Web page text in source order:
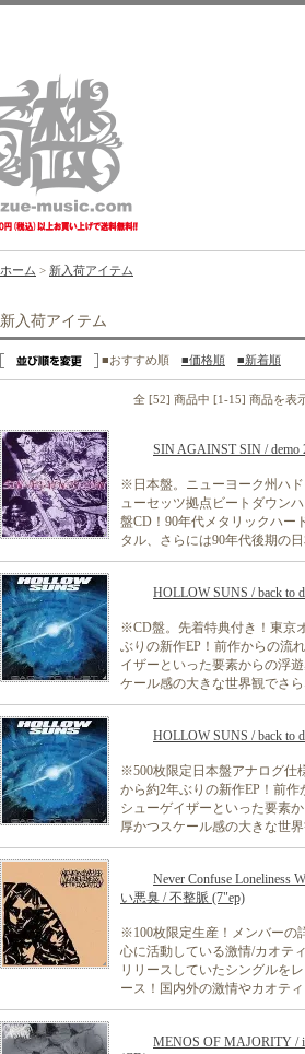
ホーム > 新入荷アイテム
新入荷アイテム
■おすすめ順 ■価格順 ■新着順
全 [52] 商品中 [1-15] 商品を表
SIN AGAINST SIN / demo
※日本盤。ニューヨーク州ハ
ューセッツ拠点ビートダウン
盤CD！90年代メタリックハー
タル、さらには90年代後期の
HOLLOW SUNS / back to
※CD盤。先着特典付き！東京
ぶりの新作EP！前作からの流
イザーといった要素からの浮
ケール感の大きな世界観でさ
HOLLOW SUNS / back to
※500枚限定日本盤アナログ仕
から約2年ぶりの新作EP！前
シューゲイザーといった要素
厚かつスケール感の大きな世
Never Confuse Loneliness
い悪臭 / 不整脈 (7"ep)
※100枚限定生産！メンバーの
心に活動している激情/カオテ
リリースしていたシングルを
ース！国内外の激情やカオテ
MENOS OF MAJORITY /